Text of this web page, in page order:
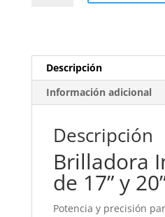
y
Pulgadas:
Ergonomía
cantidad
Descripción
Información adicional
Descripción
Brilladora
de 17” y
Potencia y precisión